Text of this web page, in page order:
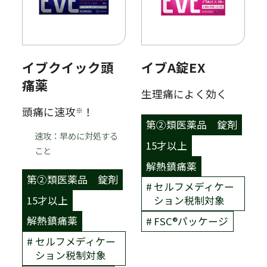
イブクイック頭
痛薬
頭痛に速攻※ ！
速攻：早めに対処する
こと
第②類医薬品
錠剤
15才以上
解熱鎮痛薬
セルフメディケー
ション税制対象
イブA錠EX
生理痛によく効く
第②類医薬品
錠剤
15才以上
解熱鎮痛薬
セルフメディケー
ション税制対象
FSC®︎パッケージ